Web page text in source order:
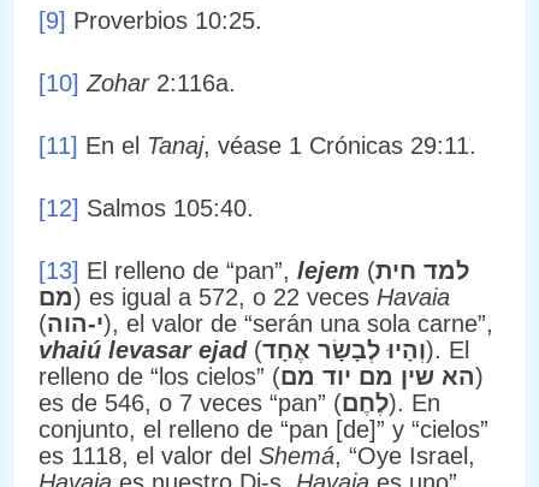
[9] Proverbios 10:25.
[10] Zohar2:116a.
[11] En el Tanaj, véase 1 Crónicas 29:11.
[12] Salmos 105:40.
[13] El relleno de “pan”, lejem (למד חית
מם) es igual a 572, o 22 veces Havaia
(י-הוה), el valor de “serán una sola carne”,
vhaiú levasar ejad(וְהָיוּ לְבָשָׂר אֶחָד). El
relleno de “los cielos” (הא שין מם יוד מם)
es de 546, o 7 veces “pan” (לֶחֶם). En
conjunto, el relleno de “pan [de]” y “cielos”
es 1118, el valor del Shemá, “Oye Israel,